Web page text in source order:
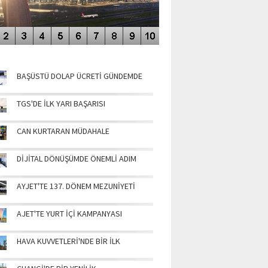
BAŞÜSTÜ DOLAP ÜCRETİ GÜNDEMDE
TGS'DE İLK YARI BAŞARISI
CAN KURTARAN MÜDAHALE
DİJİTAL DÖNÜŞÜMDE ÖNEMLİ ADIM
AYJET'TE 137. DÖNEM MEZUNİYETİ
AJET'TE YURT İÇİ KAMPANYASI
HAVA KUVVETLERİ'NDE BİR İLK